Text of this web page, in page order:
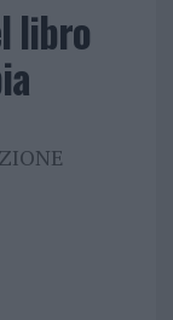
libro